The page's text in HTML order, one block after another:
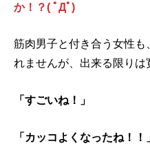
か！？( ﾟДﾟ)
筋肉男子と付き合う女性
れませんが、出来る限りは
「すごいね！」
「カッコよくなったね！！